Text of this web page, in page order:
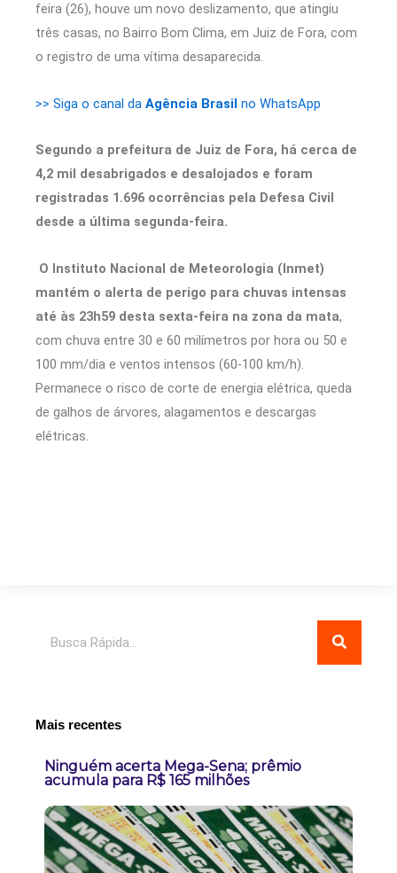
feira (26), houve um novo deslizamento, que atingiu
três casas, no Bairro Bom Clima, em Juiz de Fora, com
o registro de uma vítima desaparecida.
>> Siga o canal da Agência Brasil no WhatsApp
Segundo a prefeitura de Juiz de Fora, há cerca de
4,2 mil desabrigados e desalojados e foram
registradas 1.696 ocorrências pela Defesa Civil
desde a última segunda-feira.
O Instituto Nacional de Meteorologia (Inmet)
mantém o alerta de perigo para chuvas intensas
até às 23h59 desta sexta-feira na zona da mata,
com chuva entre 30 e 60 milímetros por hora ou 50 e
100 mm/dia e ventos intensos (60-100 km/h).
Permanece o risco de corte de energia elétrica, queda
de galhos de árvores, alagamentos e descargas
elétricas.
Mais recentes
Ninguém acerta Mega-Sena; prêmio
acumula para R$ 165 milhões